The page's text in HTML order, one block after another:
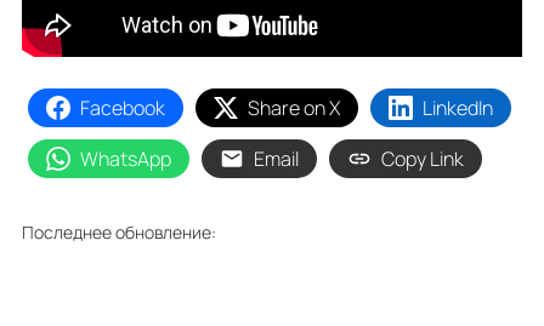
Facebook Share on X
LinkedIn
WhatsApp
Email Copy Link
Последнее обновление: